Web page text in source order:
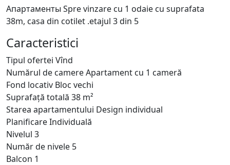
Апартаменты Spre vinzare cu 1 odaie cu suprafata
38m, casa din cotilet .etajul 3 din 5
Caracteristici
Tipul ofertei Vînd
Numărul de camereApartament cu 1 cameră
Fond locativ Bloc vechi
Suprafață totală 38 m²
Starea apartamentului Design individual
PlanificareIndividuală
Nivelul 3
Număr de nivele 5
Balcon 1